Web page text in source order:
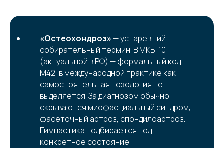
«Остеохондроз» — устаревший
собирательный термин. В МКБ-10
(актуальной в РФ) — формальный код
M42, в международной практике как
самостоятельная нозология не
выделяется. За диагнозом обычно
скрываются миофасциальный синдром,
фасеточный артроз, спондилоартроз.
Гимнастика подбирается под
конкретное состояние.